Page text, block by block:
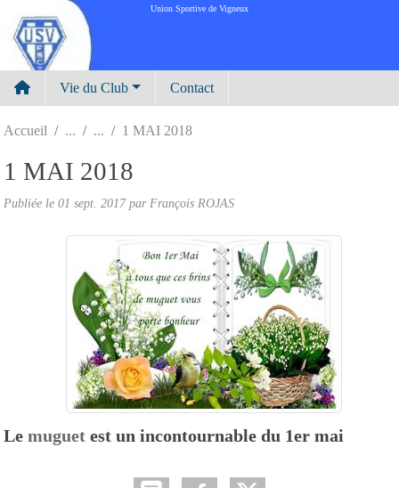
Union Sportive de Vigneux
Vie du Club Contact
Accueil 1 MAI 2018
1 MAI 2018
Publiée le 01 sept. 2017par François ROJAS
Le muguet est un incontournable du 1er mai
Panneau de gestion des cookies